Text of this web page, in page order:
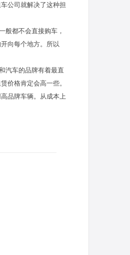
公司就解决了这种担
般都不会直接购车，
向每个地方。所以
汽车的品牌有着最直
价格肯定会高一些。
品牌车辆。从成本上